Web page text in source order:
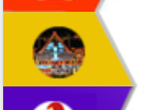
Đắk Lắk sẵn sàng các điều kiện cho
Ngày hội bầu cử đại biểu Quốc hội
khóa XVI và HĐND các cấp nhiệm kỳ
2026-2031
Đảm bảo cuộc bầu cử đại biểu Quốc
hội và đại biểu HĐND các cấp diễn ra
an toàn, hiệu quả, đúng quy định